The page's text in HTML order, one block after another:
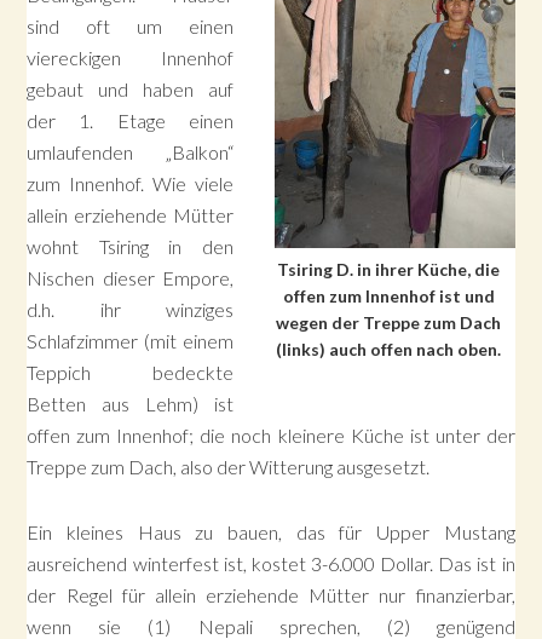
Tsiring D. in ihrer Küche, die
offen zum Innenhof ist und
wegen der Treppe zum Dach
(links) auch offen nach oben.
sind oft um einen
viereckigen Innenhof
gebaut und haben auf
der 1. Etage einen
umlaufenden „Balkon“
zum Innenhof. Wie viele
allein erziehende Mütter
wohnt Tsiring in den
Nischen dieser Empore,
d.h. ihr winziges
Schlafzimmer (mit einem
Teppich bedeckte
Betten aus Lehm) ist
offen zum Innenhof; die noch kleinere Küche ist unter der
Treppe zum Dach, also der Witterung ausgesetzt.
Ein kleines Haus zu bauen, das für Upper Mustang
ausreichend winterfest ist, kostet 3-6.000 Dollar. Das ist in
der Regel für allein erziehende Mütter nur finanzierbar,
wenn sie (1) Nepali sprechen, (2) genügend